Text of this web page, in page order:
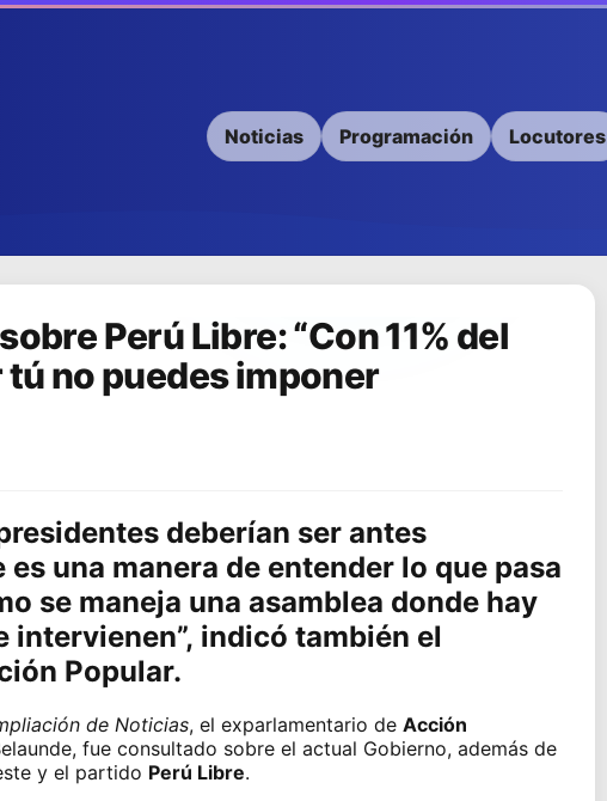
Noticias Programación Locutores
Perú Libre: “Con 11% del
no puedes imponer
deberían ser antes
una manera de entender lo que pasa
se maneja una asamblea donde hay
intervienen”, indicó también el
Popular.
de Noticias, el exparlamentario de Acción
, fue consultado sobre el actual Gobierno, además de
y el partido Perú Libre.